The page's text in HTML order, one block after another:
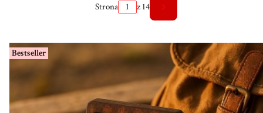
Strona z 14 Następne produkty
Bestseller